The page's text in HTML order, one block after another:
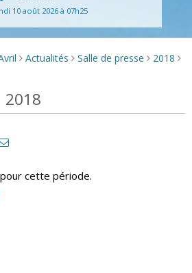
10 août 2026 à 07h25
> Actualités > Salle de presse > 2018 >
2018
cette période.